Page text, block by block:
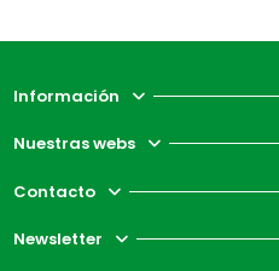
Información
Nuestras webs
Contacto
Newsletter